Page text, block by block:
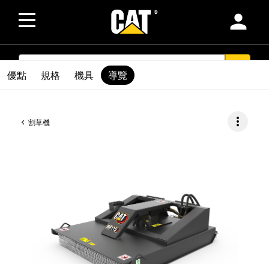
person
SEARCH
割草機 more_vert
優點 規格 機具 導覽